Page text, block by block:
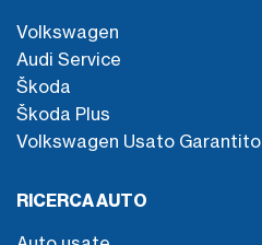
Volkswagen
Audi Service
Škoda
Škoda Plus
Volkswagen Usato Garantito
RICERCA AUTO